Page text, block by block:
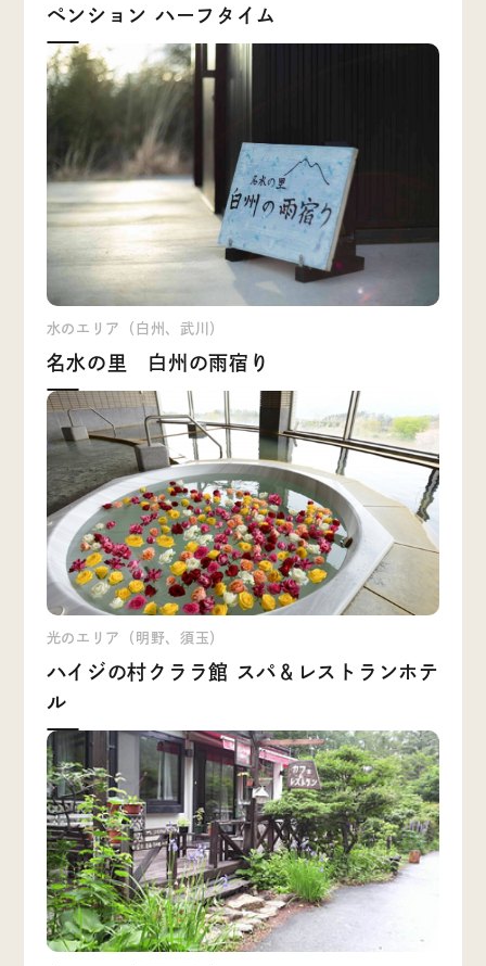
ペンション ハーフタイム
水のエリア（白州、武川）
名水の里 白州の雨宿り
光のエリア（明野、須玉）
ハイジの村クララ館 スパ＆レストランホテ
ル